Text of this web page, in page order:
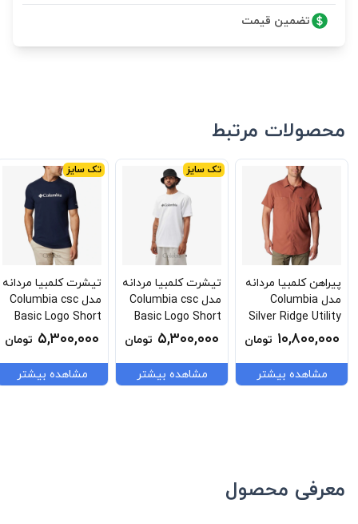
تضمین قیمت
محصولات مرتبط
پیراهن کلمبیا مردانه
مدل Columbia
Silver Ridge Utility
Lite Short Sleeve
AM1517-229
۱۰,۸۰۰,۰۰۰ تومان
مشاهده بیشتر
تک سایز
تیشرت کلمبیا مردانه
مدل Columbia csc
Basic Logo Short
Sleeve EM2180-
۵,۳۰۰,۰۰۰ تومان
مشاهده بیشتر
تک سایز
تیشرت کلمبیا مردانه
مدل Columbia csc
Basic Logo Short
Sleeve EM2180-
۵,۳۰۰,۰۰۰ تومان
مشاهده بیشتر
معرفی محصول